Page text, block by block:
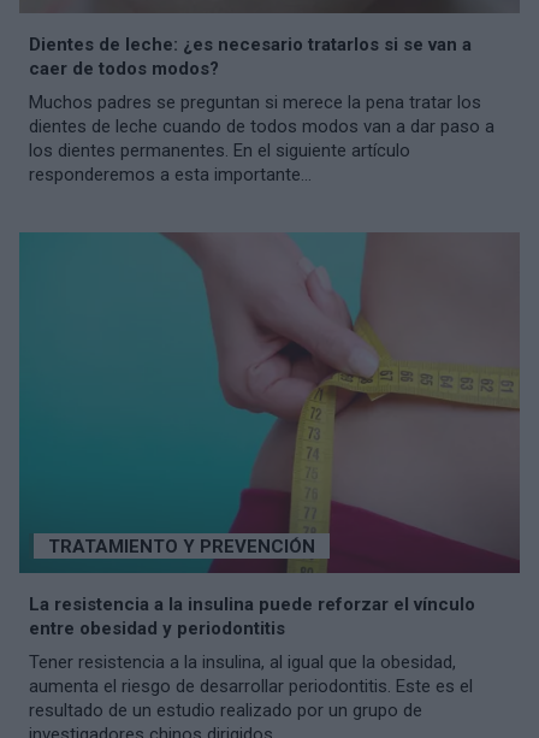
Dientes de leche: ¿es necesario tratarlos si se van a
caer de todos modos?
Muchos padres se preguntan si merece la pena tratar los
dientes de leche cuando de todos modos van a dar paso a
los dientes permanentes. En el siguiente artículo
responderemos a esta importante...
TRATAMIENTO Y PREVENCIÓN
La resistencia a la insulina puede reforzar el vínculo
entre obesidad y periodontitis
Tener resistencia a la insulina, al igual que la obesidad,
aumenta el riesgo de desarrollar periodontitis. Este es el
resultado de un estudio realizado por un grupo de